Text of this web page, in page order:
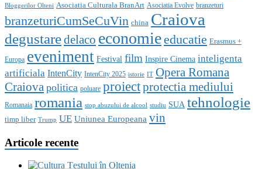
Bloggerilor Olteni Asociatia Culturala BranArt Asociatia Evolve branzeturi
branzeturiCumSeCuVin china Craiova
degustaredelaco economieeducatie Erasmus +
Europa eveniment Festival film Inspire Cinema inteligenta
artificiala IntenCity IntenCity 2025 istorie IT Opera Romana
Craiova politica poluare proiectprotectia mediului
Romanaia romania stop abuzului de alcool studiu SUA tehnologie
timp liber Trump UE Uniunea Europeana vin
Articole recente